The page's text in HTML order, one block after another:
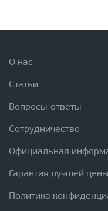
О нас
Статьи
Вопросы-ответы
Сотрудничество
Официальная
Гарантия лучшей цены
Политика